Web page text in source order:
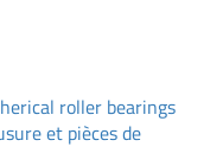
roller bearings
et pièces de